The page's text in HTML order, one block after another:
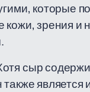
которые
кожи, зрения и
сыр
является